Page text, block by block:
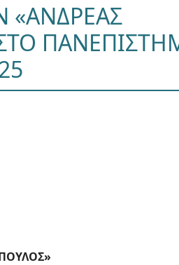
«ΑΝΔΡΕΑΣ